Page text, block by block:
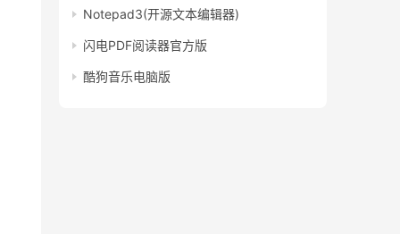
Notepad3(开源文本编辑器)
闪电PDF阅读器官方版
酷狗音乐电脑版